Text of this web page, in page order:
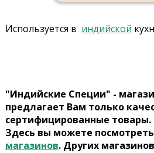
Используется в индийской
"Индийские Специи" -
предлагает Вам только
сертифицированные товары.
Здесь вы можете посмотреть
магазинов. Других